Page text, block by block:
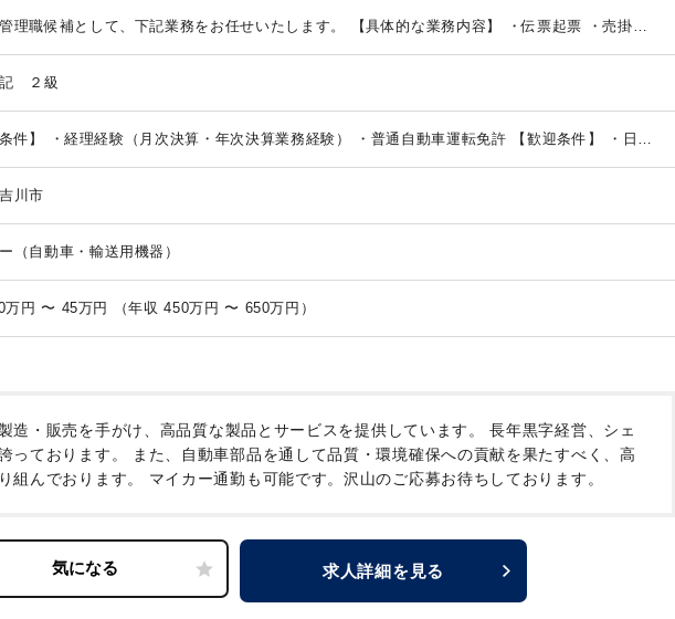
理職候補として、下記業務をお任せいたします。 【具体的な業務内容】 ・伝票起票 ・売掛買
、2024年7月には株式会社KSSを子会社化しました。そのため、本社機能のアーネスト管理部
増員募集となります。・伝票起票や決算業務補助からスタートし、徐々に原価計算、管理会計
仕事の幅を広げていただきます。・駐車場は無料完備しておりますので、マイカー通勤が可能で
記 ２級
件】 ・経理経験（月次決算・年次決算業務経験） ・普通自動車運転免許 【歓迎条件】
・日商
川市
（自動車・輸送用機器）
月給 30万円 〜 45万円 （年収 450万円 〜 650万円）
造・販売を手がけ、高品質な製品とサービスを提供しています。
長年黒字経営、シェ
っております。
また、自動車部品を通して品質・環境確保への貢献を果たすべく、高
組んでおります。
マイカー通勤も可能です。沢山のご応募お待ちしております。
求人詳細を見る